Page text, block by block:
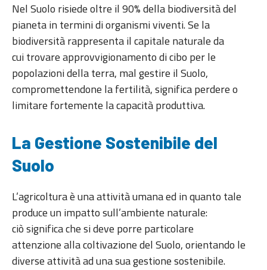
Nel Suolo risiede oltre il 90% della biodiversità del
pianeta in termini di organismi viventi. Se la
biodiversità rappresenta il capitale naturale da
cui trovare approvvigionamento di cibo per le
popolazioni della terra, mal gestire il Suolo,
compromettendone la fertilità, significa perdere o
limitare fortemente la capacità produttiva.
La Gestione Sostenibile del
Suolo
L’agricoltura è una attività umana ed in quanto tale
produce un impatto sull’ambiente naturale:
ciò significa che si deve porre particolare
attenzione alla coltivazione del Suolo, orientando le
diverse attività ad una sua gestione sostenibile.